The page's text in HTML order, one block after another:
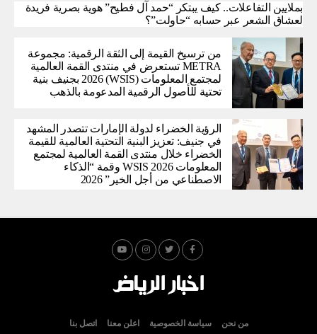
بملايين التفاعلات.. كيف يبتكر “حمد آل فطيح” هوية بصرية فريدة
لعشاق الشعر عبر حسابه “حاولت”؟
من ترسيخ القيمة إلى الثقة الرقمية: مجموعة
METRA تستعرض في منتدى القمة العالمية
لمجتمع المعلومات (WSIS) 2026 بجنيف بنية
تحتية للأصول الرقمية المدعومة بالذهب
الرؤية الخضراء لدولة الإمارات تتصدر المشهد
في جنيف: تعزيز البنية التحتية العالمية للقيمة
الخضراء خلال منتدى القمة العالمية لمجتمع
المعلومات WSIS 2026 وقمة “الذكاء
الاصطناعي من أجل الخير” 2026
من نحن سياسة الخصوصية اعلن معنا اتصل بنا